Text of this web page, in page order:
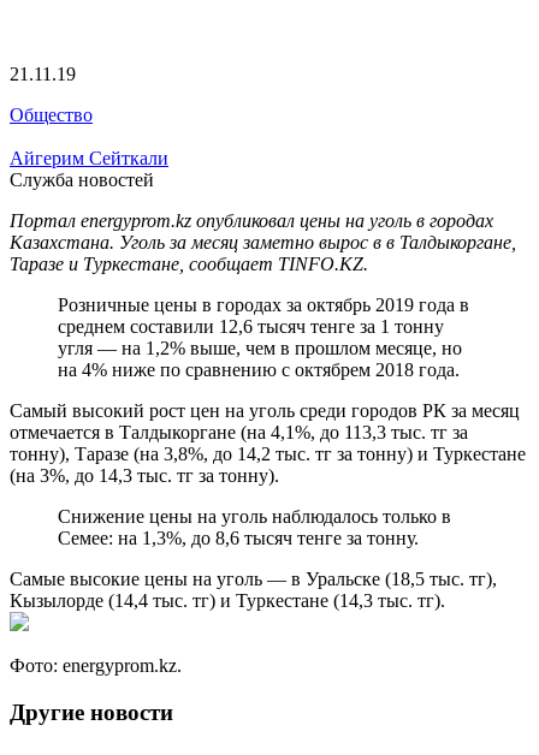
21.11.19
Общество
Айгерим Сейткали
Служба новостей
Портал energyprom.kz опубликовал цены на уголь в городах
Казахстана. Уголь за месяц заметно вырос в в Талдыкоргане,
Таразе и Туркестане, сообщает TINFO.KZ.
Розничные цены в городах за октябрь 2019 года в
среднем составили 12,6 тысяч тенге за 1 тонну
угля — на 1,2% выше, чем в прошлом месяце, но
на 4% ниже по сравнению с октябрем 2018 года.
Самый высокий рост цен на уголь среди городов РК за месяц
отмечается в Талдыкоргане (на 4,1%, до 113,3 тыс. тг за
тонну), Таразе (на 3,8%, до 14,2 тыс. тг за тонну) и Туркестане
(на 3%, до 14,3 тыс. тг за тонну).
Снижение цены на уголь наблюдалось только в
Семее: на 1,3%, до 8,6 тысяч тенге за тонну.
Самые высокие цены на уголь — в Уральске (18,5 тыс. тг),
Кызылорде (14,4 тыс. тг) и Туркестане (14,3 тыс. тг).
Фото: energyprom.kz.
Другие новости